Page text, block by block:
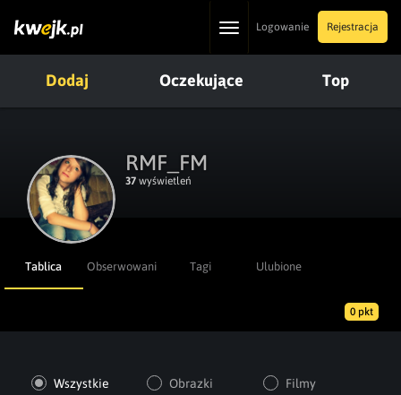
ToggleLogowanie Rejestracja
Dodaj Oczekujące Top
RMF_FM
37 wyświetleń
Tablica Obserwowani Tagi Ulubione
0 pkt
Wszystkie Obrazki
Filmy